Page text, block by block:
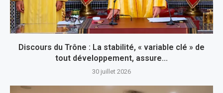
Discours du Trône : La stabilité, « variable clé » de
tout développement, assure...
30 juillet 2026